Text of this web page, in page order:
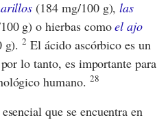
(184 mg/100 g),las
g) o hierbas comoel ajo
g).2 El ácido ascórbico es un
lo tanto, es importante para
humano. 28
que se encuentra en